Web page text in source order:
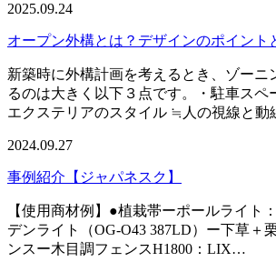
2025.09.24
オープン外構とは？デザインのポイント
新築時に外構計画を考えるとき、ゾーニ
るのは大きく以下３点です。・駐車スペ
エクステリアのスタイル ≒人の視線と
2024.09.27
事例紹介【ジャパネスク】
【使用商材例】●植栽帯ーポールライト
デンライト（OG-O43 387LD）ー下草＋
ンスー木目調フェンスH1800：LIX…